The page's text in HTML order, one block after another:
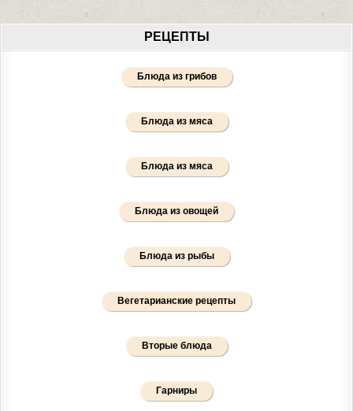
РЕЦЕПТЫ
Блюда из грибов
Блюда из мяса
Блюда из мяса
Блюда из овощей
Блюда из рыбы
Вегетарианские рецепты
Вторые блюда
Гарниры